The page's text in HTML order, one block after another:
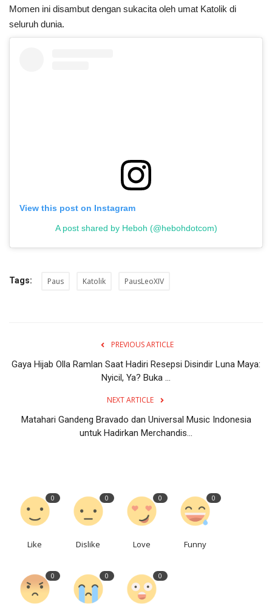
Momen ini disambut dengan sukacita oleh umat Katolik di
seluruh dunia.
View this post on Instagram
A post shared by Heboh (@hebohdotcom)
Tags: Paus Katolik PausLeoXIV
PREVIOUS ARTICLE
Gaya Hijab Olla Ramlan Saat Hadiri Resepsi Disindir Luna Maya:
Nyicil, Ya? Buka ...
NEXT ARTICLE
Matahari Gandeng Bravado dan Universal Music Indonesia
untuk Hadirkan Merchandis...
0
Like
0
Dislike
0
Love
0
Funny
0 0 0